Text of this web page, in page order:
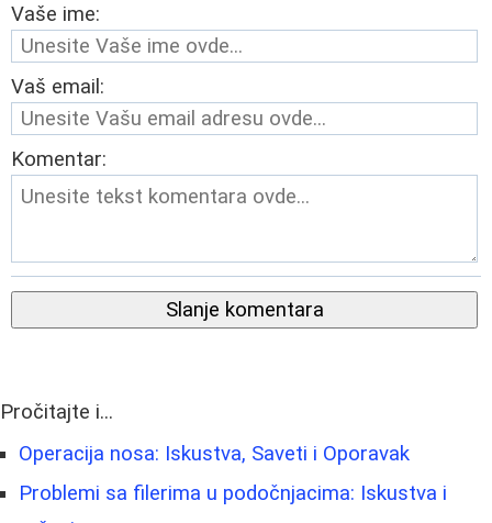
Vaše ime:
Vaš email:
Komentar:
Slanje komentara
Pročitajte i...
Operacija nosa: Iskustva, Saveti i Oporavak
Problemi sa filerima u podočnjacima: Iskustva i